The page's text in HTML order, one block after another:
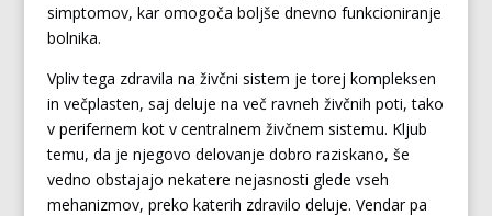
simptomov, kar omogoča boljše dnevno funkcioniranje
bolnika.
Vpliv tega zdravila na živčni sistem je torej kompleksen
in večplasten, saj deluje na več ravneh živčnih poti, tako
v perifernem kot v centralnem živčnem sistemu. Kljub
temu, da je njegovo delovanje dobro raziskano, še
vedno obstajajo nekatere nejasnosti glede vseh
mehanizmov, preko katerih zdravilo deluje. Vendar pa